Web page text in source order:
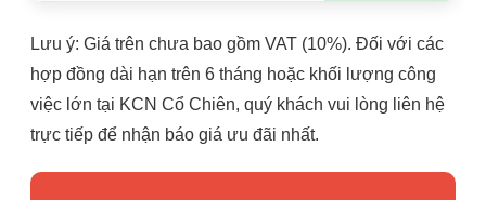
Lưu ý: Giá trên chưa bao gồm VAT (10%). Đối với các
hợp đồng dài hạn trên 6 tháng hoặc khối lượng công
việc lớn tại KCN Cổ Chiên, quý khách vui lòng liên hệ
trực tiếp để nhận báo giá ưu đãi nhất.